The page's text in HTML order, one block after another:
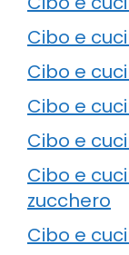
Cibo e
Cibo e
Cibo e
Cibo e
Cibo e
zucchero
Cibo e